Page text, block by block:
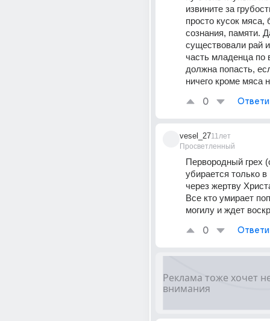
извините за
просто кусок мяса,
сознания, памяти.
существовали рай
часть младенца по
должна попасть,
ничего кроме мяса
0
vesel_27
Просветленный
11лет
Первородный грех
убирается только
через жертву
Все кто умирает
могилу и ждет
0